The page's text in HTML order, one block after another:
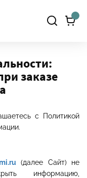
заказе
с Политикой
(далее Сайт) не
информацию,